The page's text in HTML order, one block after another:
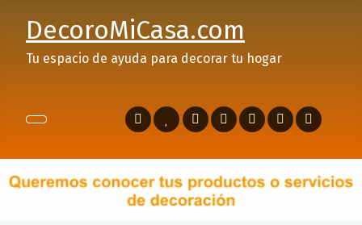
DecoroMiCasa.com
Tu espacio de ayuda para decorar tu hogar